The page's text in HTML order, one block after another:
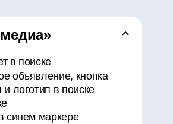
в поиске
объявление, кнопка
и логотип в поиске
синем маркере